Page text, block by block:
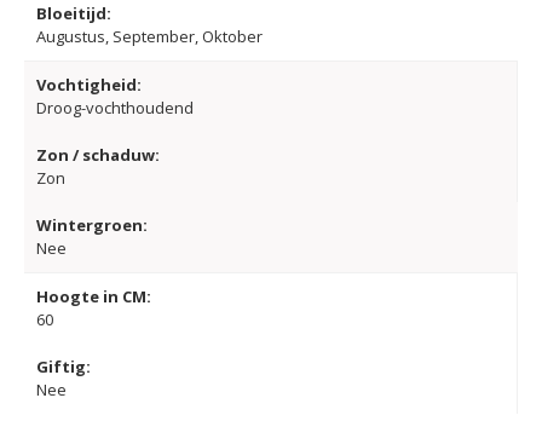
Bloeitijd:
Augustus, September, Oktober
Vochtigheid:
Droog-vochthoudend
Zon / schaduw:
Zon
Wintergroen:
Nee
Hoogte in CM:
60
Giftig:
Nee